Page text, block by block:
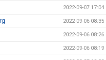
2022-09-07 17:04
2022-09-06 08:35
2022-09-06 08:26
2022-09-06 08:19